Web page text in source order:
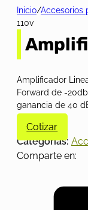
Inicio/Accesorios
110v
Amplificador
Forward de -
ganancia de 40
Cotizar
Categorías:
Comparte en: